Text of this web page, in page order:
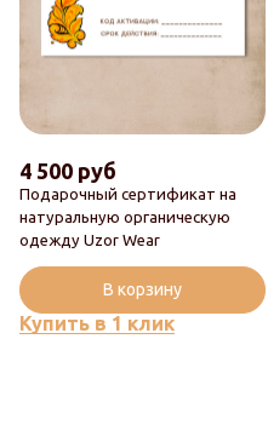
Подарочный сертификат на
натуральную органическую
одежду Uzor Wear
4 500 руб
Купить в 1 клик
В корзину